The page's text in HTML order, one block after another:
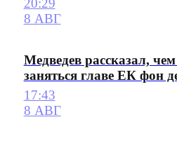
20:29
8 АВГ
Медведев рассказал, чем
заняться главе ЕК фон
17:43
8 АВГ